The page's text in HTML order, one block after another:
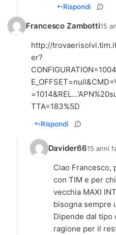
Rispondi
Francesco Zambotti15
http://
er?
=1014&REL…
TTA=183%5D
Rispondi
Davider6615 anni
Ciao Francesco,
con TIM e per
vecchia MAXI
bisogna sempre
Dipende dal tipo
ragione per il